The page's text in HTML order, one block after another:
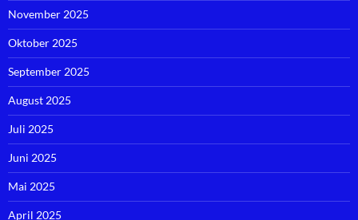
November 2025
Oktober 2025
September 2025
August 2025
Juli 2025
Juni 2025
Mai 2025
April 2025